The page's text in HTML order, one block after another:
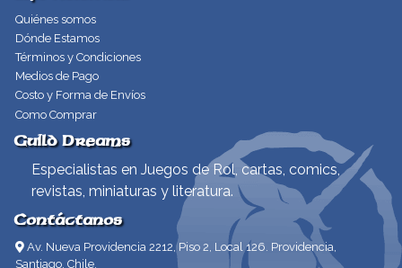
Quiénes somos
Dónde Estamos
Términos y Condiciones
Medios de Pago
Costo y Forma de Envíos
Como Comprar
Guild Dreams
Especialistas en Juegos de Rol, cartas, comics,
revistas, miniaturas y literatura.
Contáctanos
Av. Nueva Providencia 2212, Piso 2, Local 126. Providencia,
Santiago, Chile.